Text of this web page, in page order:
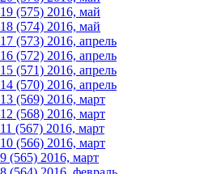
(575) 2016, май
(574) 2016, май
(573) 2016, апрель
(572) 2016, апрель
(571) 2016, апрель
(570) 2016, апрель
(569) 2016, март
(568) 2016, март
(567) 2016, март
(566) 2016, март
(565) 2016, март